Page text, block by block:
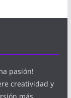
pasión!
creatividad y